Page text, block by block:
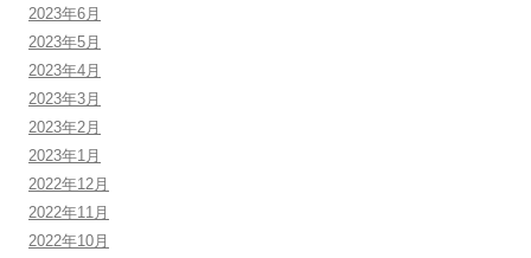
2023年6月
2023年5月
2023年4月
2023年3月
2023年2月
2023年1月
2022年12月
2022年11月
2022年10月